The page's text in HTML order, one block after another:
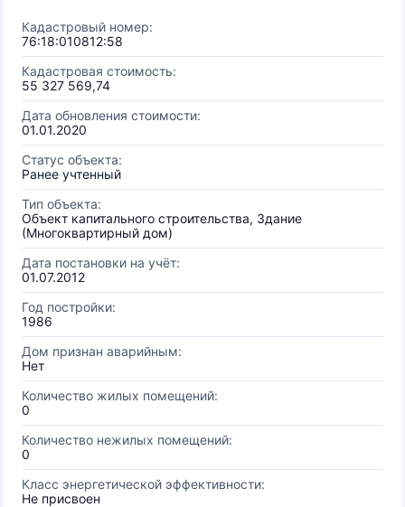
Кадастровый номер:
76:18:010812:58
Кадастровая стоимость:
55 327 569,74
Дата обновления стоимости:
01.01.2020
Статус объекта:
Ранее учтенный
Тип объекта:
Объект капитального строительства, Здание
(Многоквартирный дом)
Дата постановки на учёт:
01.07.2012
Год постройки:
1986
Дом признан аварийным:
Нет
Количество жилых помещений:
0
Количество нежилых помещений:
0
Класс энергетической эффективности:
Не присвоен